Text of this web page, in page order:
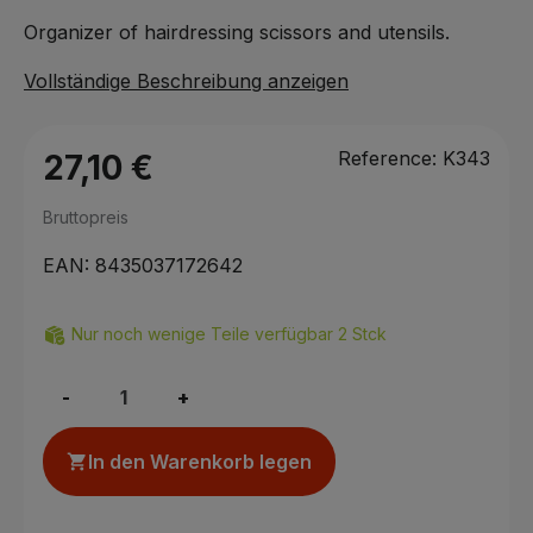
Organizer of hairdressing scissors and utensils.
Vollständige Beschreibung anzeigen
27,10 €
Bruttopreis
Reference: K343
EAN: 8435037172642
Nur noch wenige Teile verfügbar 2 Stck
- +
In den Warenkorb legen